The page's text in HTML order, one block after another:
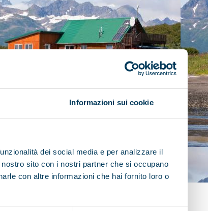
Informazioni sui cookie
dei social media e per analizzare il
sito con i nostri partner che si occupano
con altre informazioni che hai fornito loro o